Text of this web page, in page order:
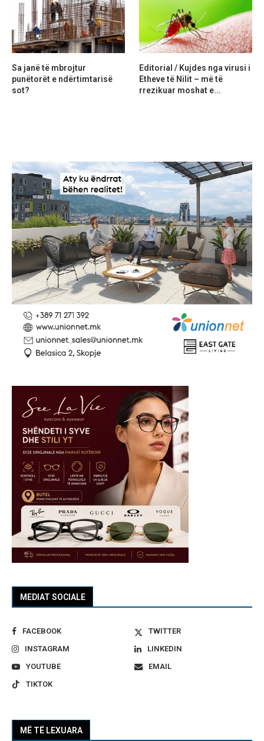
MEDIAT SOCIALE
FACEBOOK
TWITTER
INSTAGRAM
LINKEDIN
YOUTUBE
EMAIL
TIKTOK
MË TË LEXUARA
Sa janë të mbrojtur
punëtorët e ndërtimtarisë
sot?
Editorial / Kujdes nga virusi i
Etheve të Nilit – më të
rrezikuar moshat e...